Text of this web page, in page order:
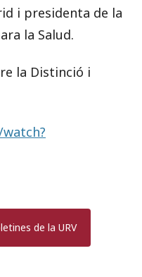
i presidenta de la
la Salud.
la Distinció i
de la URV